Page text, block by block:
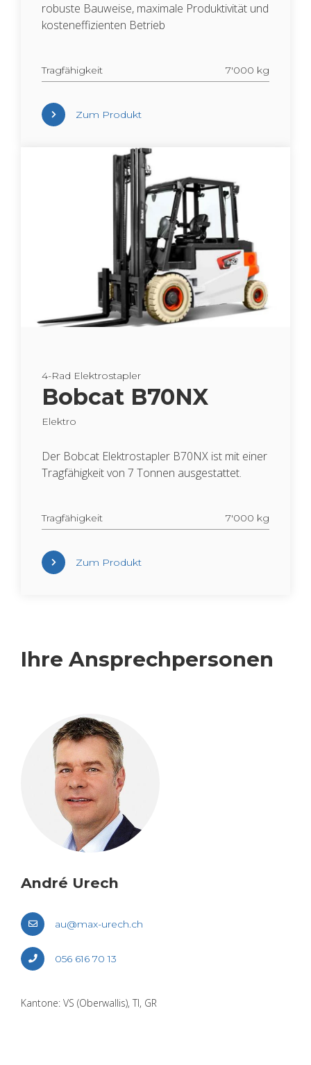
ro­bus­te Bau­wei­se, ma­xi­ma­le Pro­duk­ti­vi­tät und
kos­ten­ef­fi­zi­en­ten Be­trieb
Trag­fä­hig­keit 7'000 kg
Zum Pro­dukt
4-Rad Elek­tro­stap­ler
Bob­cat B70NX
Elek­tro
Der Bob­cat Elek­tro­stap­ler B70NX ist mit einer
Trag­fä­hig­keit von 7 Ton­nen aus­ge­stat­tet.
Trag­fä­hig­keit 7'000 kg
Zum Pro­dukt
Ihre An­sprech­per­so­nen
André Urech
au@​max-​urech.​ch
056 616 70 13
Kan­to­ne: VS (Ober­wal­lis), TI, GR